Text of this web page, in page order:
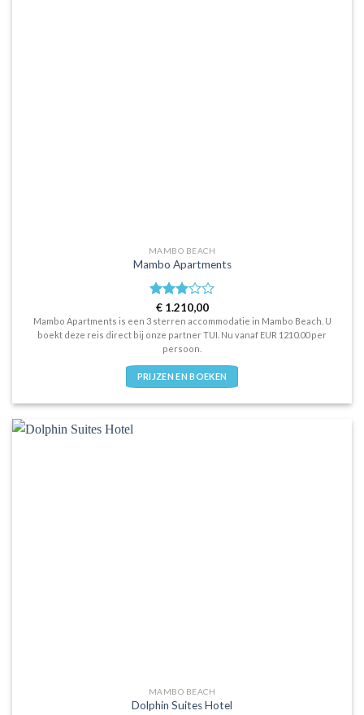
MAMBO BEACH
Mambo Apartments
Waardering
3uit 5
€1.210,00
Mambo Apartments is een 3 sterren accommodatie in Mambo Beach. U
boekt deze reis direct bij onze partner TUI. Nu vanaf EUR 1210.00 per
persoon.
PRIJZEN EN BOEKEN
MAMBO BEACH
Dolphin Suites Hotel